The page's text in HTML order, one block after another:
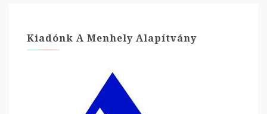
Kiadónk A Menhely Alapítvány